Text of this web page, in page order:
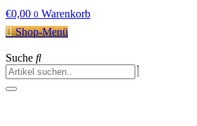
€0,00 0 Warenkorb
Shop-Menü
Suche